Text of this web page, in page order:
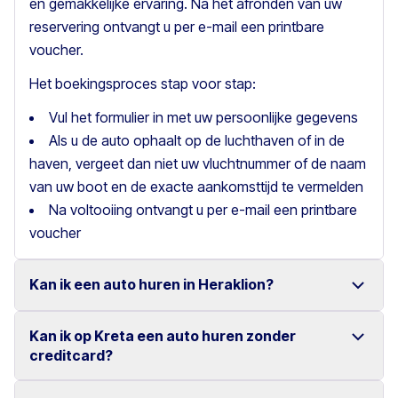
en gemakkelijke ervaring. Na het afronden van uw
reservering ontvangt u per e-mail een printbare
voucher.
Het boekingsproces stap voor stap:
Vul het formulier in met uw persoonlijke gegevens
Als u de auto ophaalt op de luchthaven of in de
haven, vergeet dan niet uw vluchtnummer of de naam
van uw boot en de exacte aankomsttijd te vermelden
Na voltooiing ontvangt u per e-mail een printbare
voucher
Kan ik een auto huren in Heraklion?
Ja, wij bieden autoverhuur in Heraklion met een ruime
Kan ik op Kreta een auto huren zonder
creditcard?